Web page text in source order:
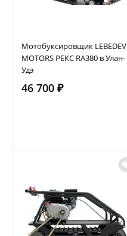
Мотобуксировщик LEBEDEV
MOTORS РЕКС RA380 в Улан-
Удэ
46 700 ₽